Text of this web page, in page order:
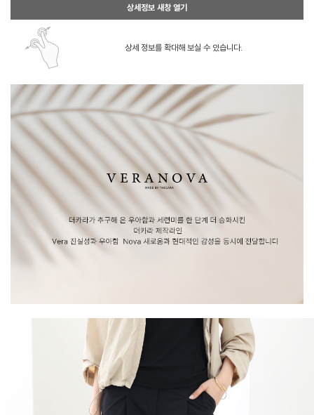
상세정보 새창 열기
상세 정보를 확대해 보실 수 있습니다.